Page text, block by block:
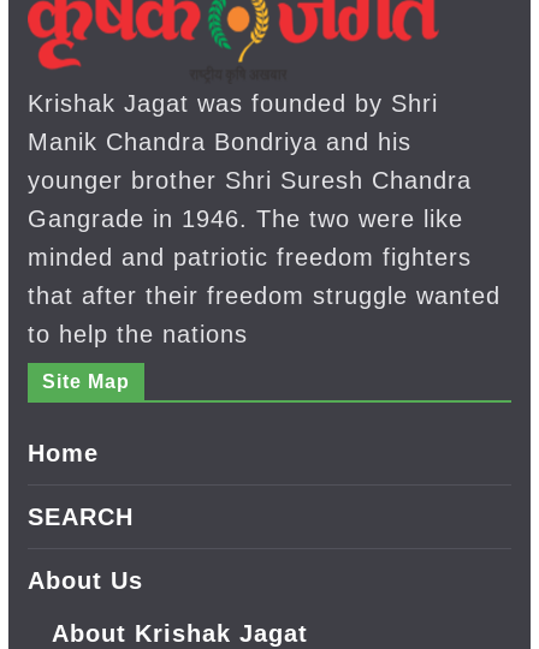
Krishak Jagat was founded by Shri
Manik Chandra Bondriya and his
younger brother Shri Suresh Chandra
Gangrade in 1946. The two were like
minded and patriotic freedom fighters
that after their freedom struggle wanted
to help the nations
Site Map
Home
SEARCH
About Us
About Krishak Jagat